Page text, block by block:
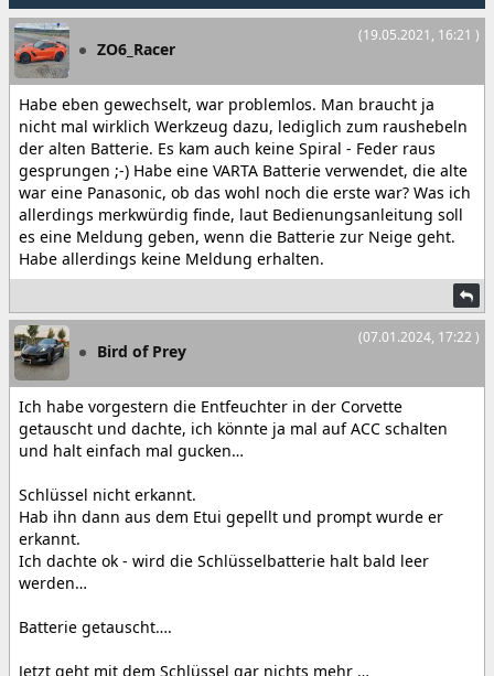
(19.05.2021, 16:21 )
ZO6_Racer
Habe eben gewechselt, war problemlos. Man braucht ja
nicht mal wirklich Werkzeug dazu, lediglich zum raushebeln
der alten Batterie. Es kam auch keine Spiral - Feder raus
gesprungen ;-) Habe eine VARTA Batterie verwendet, die alte
war eine Panasonic, ob das wohl noch die erste war? Was ich
allerdings merkwürdig finde, laut Bedienungsanleitung soll
es eine Meldung geben, wenn die Batterie zur Neige geht.
Habe allerdings keine Meldung erhalten.
(07.01.2024, 17:22 )
Bird of Prey
Ich habe vorgestern die Entfeuchter in der Corvette
getauscht und dachte, ich könnte ja mal auf ACC schalten
und halt einfach mal gucken…
Schlüssel nicht erkannt.
Hab ihn dann aus dem Etui gepellt und prompt wurde er
erkannt.
Ich dachte ok - wird die Schlüsselbatterie halt bald leer
werden…
Batterie getauscht….
Jetzt geht mit dem Schlüssel gar nichts mehr …